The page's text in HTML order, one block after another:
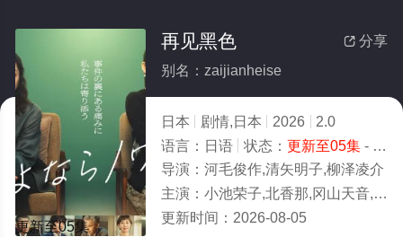
更新至05集
 分享
再见黑色
别名：zaijianheise
日本 剧情,日本 2026
2.0
语言： 日语 状态： 更新至05集- 免费在线观看
导演： 河毛俊作,清矢明子,柳泽凌介
主演： 小池荣子,北香那,冈山天音,户田惠子,渡部笃郎
更新时间： 2026-08-05